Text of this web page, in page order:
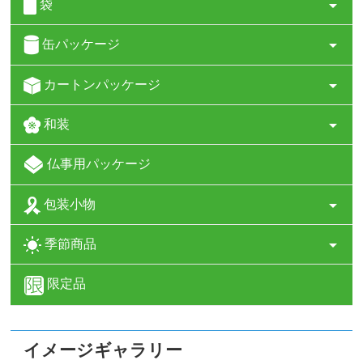
袋
缶パッケージ
カートンパッケージ
和装
仏事用パッケージ
包装小物
季節商品
限定品
イメージギャラリー